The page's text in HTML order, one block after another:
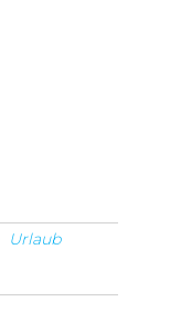
Urlaub